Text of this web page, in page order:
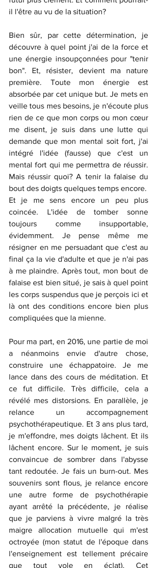
il l'être au vu de la situation?
Bien sûr, par cette détermination, je
découvre à quel point j'ai de la force et
une énergie insoupçonnées pour "tenir
bon". Et, résister, devient ma nature
première. Toute mon énergie est
absorbée par cet unique but. Je mets en
veille tous mes besoins, je n'écoute plus
rien de ce que mon corps ou mon cœur
me disent, je suis dans une lutte qui
demande que mon mental soit fort, j'ai
intégré l'idée (fausse) que c'est un
mental fort qui me permettra de réussir.
Mais réussir quoi? A tenir la falaise du
bout des doigts quelques temps encore.
Et je me sens encore un peu plus
coincée. L'idée de tomber sonne
toujours comme insupportable,
évidemment. Je pense même me
résigner en me persuadant que c'est au
final ça la vie d'adulte et que je n'ai pas
à me plaindre. Après tout, mon bout de
falaise est bien situé, je sais à quel point
les corps suspendus que je perçois ici et
là ont des conditions encore bien plus
compliquées que la mienne.
Pour ma part, en 2016, une partie de moi
a néanmoins envie d'autre chose,
construire une échappatoire. Je me
lance dans des cours de méditation. Et
ce fut difficile. Très difficile, cela a
révélé mes distorsions. En parallèle, je
relance un accompagnement
psychothérapeutique. Et 3 ans plus tard,
je m'effondre, mes doigts lâchent. Et ils
lâchent encore. Sur le moment, je suis
convaincue de sombrer dans l'abysse
tant redoutée. Je fais un burn-out. Mes
souvenirs sont flous, je relance encore
une autre forme de psychothérapie
ayant arrêté la précédente, je réalise
que je parviens à vivre malgré la très
maigre allocation mutuelle qui m'est
octroyée (mon statut de l'époque dans
l'enseignement est tellement précaire
que tout vole en éclat). Cet